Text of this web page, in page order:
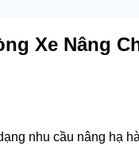
Xe Nâng
nhu cầu nâng hạ